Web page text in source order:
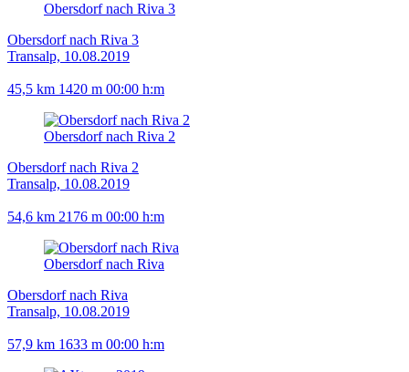
Obersdorf nach Riva 3
Obersdorf nach Riva 3
Transalp, 10.08.2019
45,5 km 1420 m 00:00 h:m
Obersdorf nach Riva 2
Obersdorf nach Riva 2
Transalp, 10.08.2019
54,6 km 2176 m 00:00 h:m
Obersdorf nach Riva
Obersdorf nach Riva
Transalp, 10.08.2019
57,9 km 1633 m 00:00 h:m